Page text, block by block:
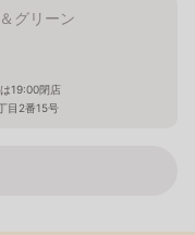
グリーン
19:00閉店
目2番15号